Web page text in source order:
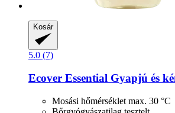
Kosár
5.0 (7)
Ecover Essential Gyapjú és
Mosási hőmérséklet max. 30 °C